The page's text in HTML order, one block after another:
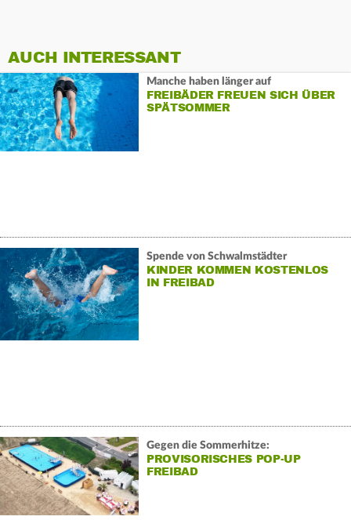
AUCH INTERESSANT
Manche haben länger auf
FREIBÄDER FREUEN SICH ÜBER
SPÄTSOMMER
Spende von Schwalmstädter
KINDER KOMMEN KOSTENLOS
IN FREIBAD
Gegen die Sommerhitze:
PROVISORISCHES POP-UP
FREIBAD